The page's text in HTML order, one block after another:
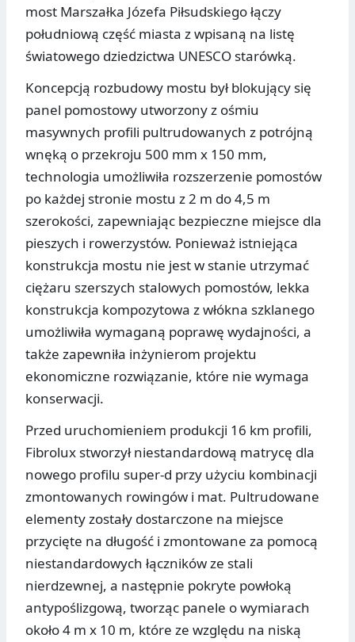
most Marszałka Józefa Piłsudskiego łączy
południową część miasta z wpisaną na listę
światowego dziedzictwa UNESCO starówką.
Koncepcją rozbudowy mostu był blokujący się
panel pomostowy utworzony z ośmiu
masywnych profili pultrudowanych z potrójną
wnęką o przekroju 500 mm x 150 mm,
technologia umożliwiła rozszerzenie pomostów
po każdej stronie mostu z 2 m do 4,5 m
szerokości, zapewniając bezpieczne miejsce dla
pieszych i rowerzystów. Ponieważ istniejąca
konstrukcja mostu nie jest w stanie utrzymać
ciężaru szerszych stalowych pomostów, lekka
konstrukcja kompozytowa z włókna szklanego
umożliwiła wymaganą poprawę wydajności, a
także zapewniła inżynierom projektu
ekonomiczne rozwiązanie, które nie wymaga
konserwacji.
Przed uruchomieniem produkcji 16 km profili,
Fibrolux stworzył niestandardową matrycę dla
nowego profilu super-d przy użyciu kombinacji
zmontowanych rowingów i mat. Pultrudowane
elementy zostały dostarczone na miejsce
przycięte na długość i zmontowane za pomocą
niestandardowych łączników ze stali
nierdzewnej, a następnie pokryte powłoką
antypoślizgową, tworząc panele o wymiarach
około 4 m x 10 m, które ze względu na niską